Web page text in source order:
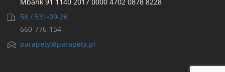
58 / 531-09-26
660-776-154
parapety@parapety.pl